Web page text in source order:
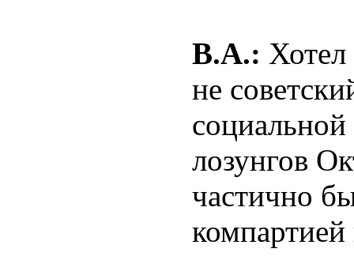
В.А.: Хотел
не
лозунгов
частично
компартией